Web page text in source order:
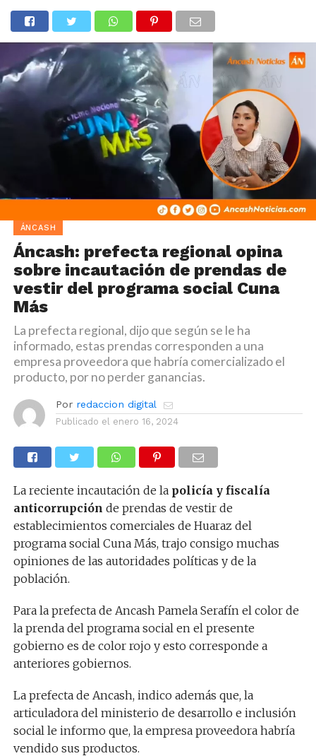
ÁNCASH
Áncash: prefecta regional opina
sobre incautación de prendas de
vestir del programa social Cuna
Más
La prefecta regional, dijo que según se le ha
informado, estas prendas corresponden a una
empresa proveedora que habría comercializado el
producto, por no perder ganancias.
Por redaccion digital
Publicado el enero 16, 2024
La reciente incautación de la policía y fiscalía
anticorrupción de prendas de vestir de
establecimientos comerciales de Huaraz del
programa social Cuna Más, trajo consigo muchas
opiniones de las autoridades políticas y de la
población.
Para la prefecta de Ancash Pamela Serafín el color de
la prenda del programa social en el presente
gobierno es de color rojo y esto corresponde a
anteriores gobiernos.
La prefecta de Ancash, indico además que, la
articuladora del ministerio de desarrollo e inclusión
social le informo que, la empresa proveedora habría
vendido sus productos.